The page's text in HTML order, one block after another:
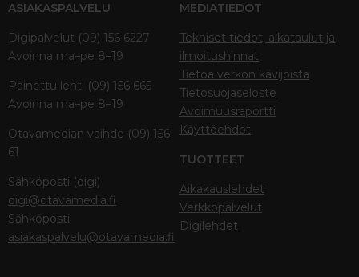
ASIAKASPALVELU
Digipalvelut (09) 156 6227
Avoinna ma–pe 8–19
Painettu lehti (09) 156 665
Avoinna ma–pe 8–19
Otavamedian vaihde (09) 156
61
Sähköposti (digi)
digi@otavamedia.fi
Sähköposti
asiakaspalvelu@otavamedia.fi
MEDIATIEDOT
Tekniset tiedot, aikataulut ja
ilmoitushinnat
Tietoa verkon kävijöistä
Tietosuojaseloste
Avoimuusraportti
Käyttöehdot
TUOTTEET
Aikakauslehdet
Verkkopalvelut
Digilehdet